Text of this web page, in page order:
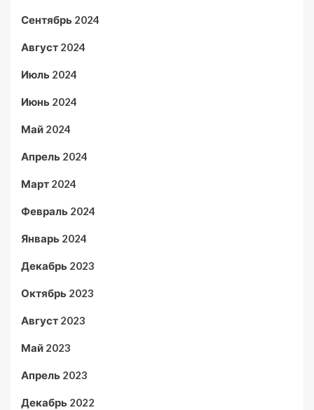
Сентябрь 2024
Август 2024
Июль 2024
Июнь 2024
Май 2024
Апрель 2024
Март 2024
Февраль 2024
Январь 2024
Декабрь 2023
Октябрь 2023
Август 2023
Май 2023
Апрель 2023
Декабрь 2022